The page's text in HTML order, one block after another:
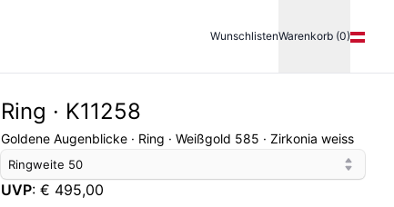
WunschlistenWarenkorb (0)
Ring · K11258
Goldene Augenblicke · Ring · Weißgold 585 · Zirkonia weiss
Ringweite 50
UVP: € 495,00